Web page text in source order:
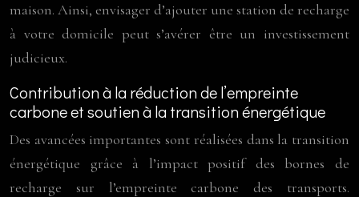
maison. Ainsi, envisager d’ajouter une station de recharge
à votre domicile peut s’avérer être un investissement
judicieux.
Contribution à la réduction de l’empreinte
carbone et soutien à la transition énergétique
Des avancées importantes sont réalisées dans la transition
énergétique grâce à l’impact positif des bornes de
recharge sur l’empreinte carbone des transports.